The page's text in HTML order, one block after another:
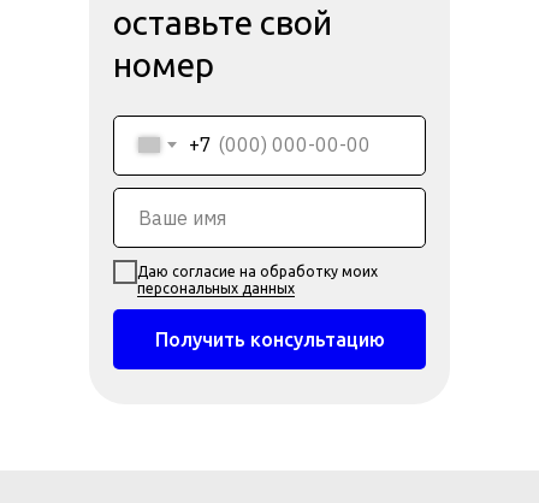
оставьте свой
номер
+7
Даю согласие на обработку моих
персональных данных
Получить консультацию